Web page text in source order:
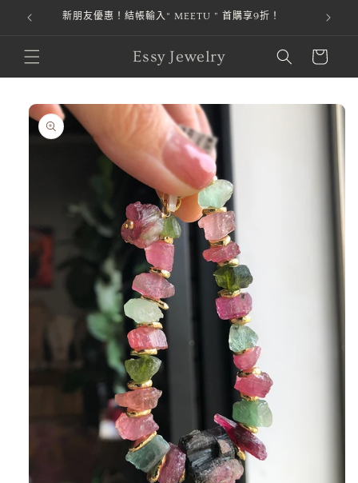
跳至內容
本站金流由 綠界科技 ECPay 提供，安全第一，購物才安心。
Essy Jewelry
物
車
略過產品
資訊